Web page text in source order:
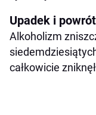
Upadek i powrót
Alkoholizm
całkowicie